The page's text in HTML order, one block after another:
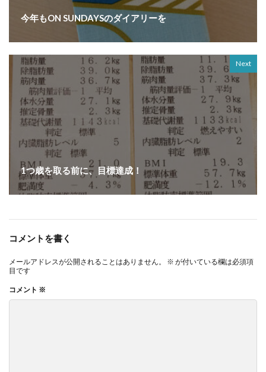
今年もON SUNDAYSのダイアリーを
Next
1つ歳を取る前に、目標達成！
コメントを書く
メールアドレスが公開されることはありません。 ※ が付いている欄は必須項
目です
コメント ※